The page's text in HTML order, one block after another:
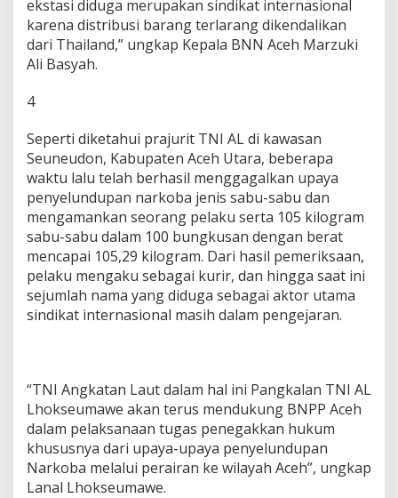
ekstasi diduga merupakan sindikat internasional
karena distribusi barang terlarang dikendalikan
dari Thailand,” ungkap Kepala BNN Aceh Marzuki
Ali Basyah.
4
Seperti diketahui prajurit TNI AL di kawasan
Seuneudon, Kabupaten Aceh Utara, beberapa
waktu lalu telah berhasil menggagalkan upaya
penyelundupan narkoba jenis sabu-sabu dan
mengamankan seorang pelaku serta 105 kilogram
sabu-sabu dalam 100 bungkusan dengan berat
mencapai 105,29 kilogram. Dari hasil pemeriksaan,
pelaku mengaku sebagai kurir, dan hingga saat ini
sejumlah nama yang diduga sebagai aktor utama
sindikat internasional masih dalam pengejaran.
“TNI Angkatan Laut dalam hal ini Pangkalan TNI AL
Lhokseumawe akan terus mendukung BNPP Aceh
dalam pelaksanaan tugas penegakkan hukum
khususnya dari upaya-upaya penyelundupan
Narkoba melalui perairan ke wilayah Aceh”, ungkap
Lanal Lhokseumawe.